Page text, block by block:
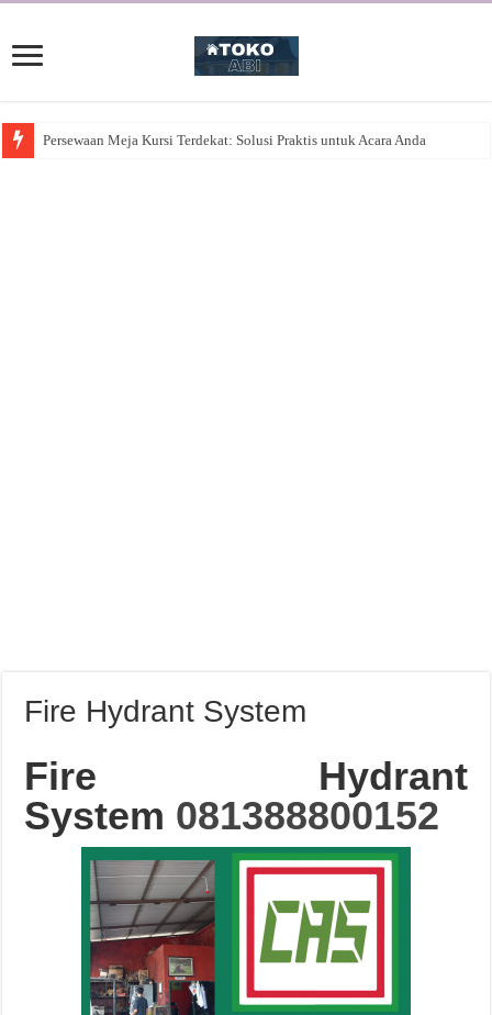
Persewaan Meja Kursi Terdekat: Solusi Praktis untuk Acara Anda
Fire Hydrant System
Fire Hydrant
System 081388800152